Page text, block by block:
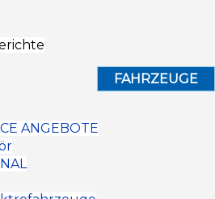
FAHRZEUGE
ANGEBOTE